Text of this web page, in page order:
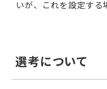
いが、これを設定する
選考について